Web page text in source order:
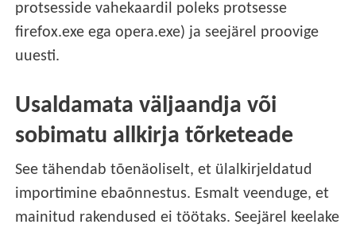
protsesside vahekaardil poleks protsesse
firefox.exe ega opera.exe) ja seejärel proovige
uuesti.
Usaldamata väljaandja või
sobimatu allkirja tõrketeade
See tähendab tõenäoliselt, et ülalkirjeldatud
importimine ebaõnnestus. Esmalt veenduge, et
mainitud rakendused ei töötaks. Seejärel keelake